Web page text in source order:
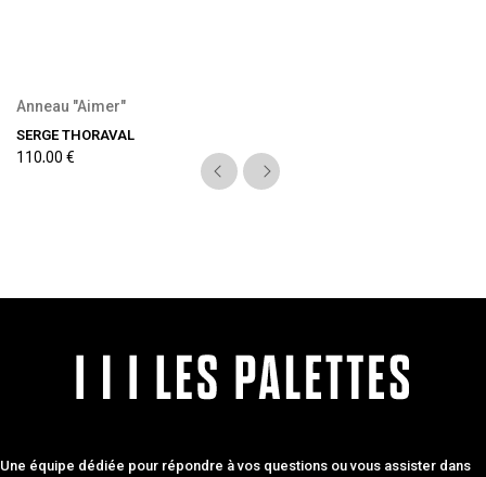
Anneau "Aimer"
SERGE THORAVAL
110,00 €
Une équipe dédiée pour répondre à vos questions ou vous assister dans